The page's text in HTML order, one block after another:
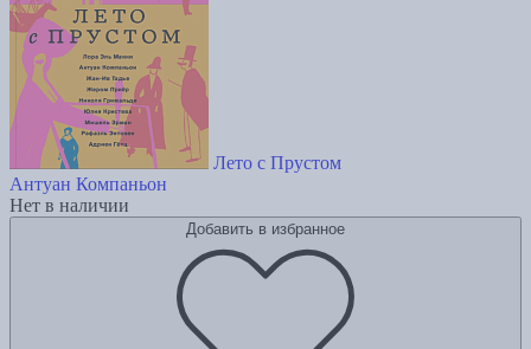
Лето с Прустом
Антуан Компаньон
Нет в наличии
Добавить в избранное